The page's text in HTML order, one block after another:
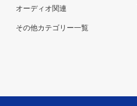
オーディオ関連
その他カテゴリー一覧